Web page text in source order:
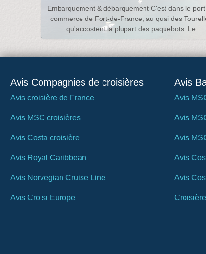
Embarquement & débarquement C'est dans le
commerce de Fort-de-France, au quai des
qu'accostent la plupart des paquebots. Le
Avis Compagnies de croisières
Avis croisière de France
Avis MSC croisières
Avis Costa croisière
Avis Royal Caribbean
Avis Norvegian Cruise Line
Avis Croisi Europe
Avis
Avis
Avis
Avis
Avis
Avis